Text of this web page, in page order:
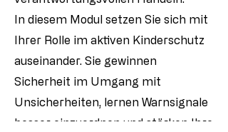
In diesem Modul setzen Sie sich mit
Ihrer Rolle im aktiven Kinderschutz
auseinander. Sie gewinnen
Sicherheit im Umgang mit
Unsicherheiten, lernen Warnsignale
besser einzuordnen und stärken Ihre